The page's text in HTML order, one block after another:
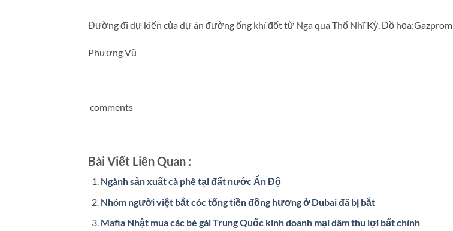
Đường đi dự kiến của dự án đường ống khí đốt từ Nga qua Thổ Nhĩ Kỳ. Đồ họa:Gazprom
Phương Vũ
comments
Bài Viết Liên Quan :
Ngành sản xuất cà phê tại đất nước Ấn Độ
Nhóm người việt bắt cóc tống tiền đồng hương ở Dubai đã bị bắt
Mafia Nhật mua các bé gái Trung Quốc kinh doanh mại dâm thu lợi bất chính